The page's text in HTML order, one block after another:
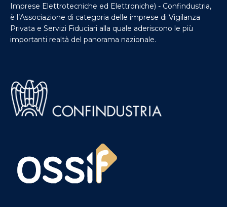
Imprese Elettrotecniche ed Elettroniche) - Confindustria,
è l’Associazione di categoria delle imprese di Vigilanza
Privata e Servizi Fiduciari alla quale aderiscono le più
importanti realtà del panorama nazionale.